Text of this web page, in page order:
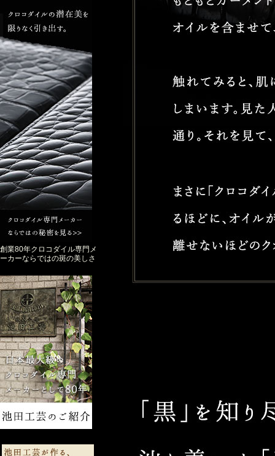
創業80年クロコダイル専門メ
ーカーならではの斑の美しさ